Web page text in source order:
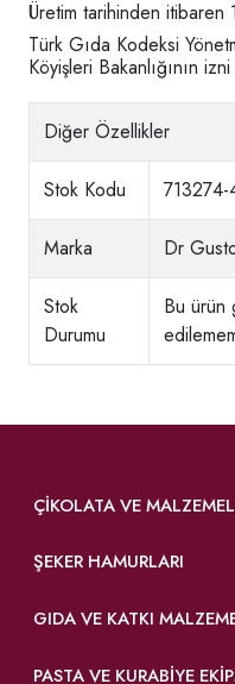
Üretim tarihinden itibaren
Türk Gıda Kodeksi
Köyişleri Bakanlığının
Diğer Özellikler
Stok Kodu 713274-
Marka Dr
Stok
Durumu
Bu ürün
ÇIKOLATA VE
ŞEKER HAMURLARI
GIDA VE KATKI
PASTA VE KURABIYE